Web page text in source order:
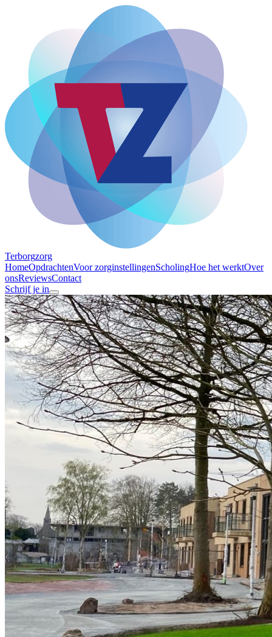
Terborgzorg
HomeOpdrachtenVoor zorginstellingenScholingHoe het werktOver
onsReviewsContact
Schrijf je in